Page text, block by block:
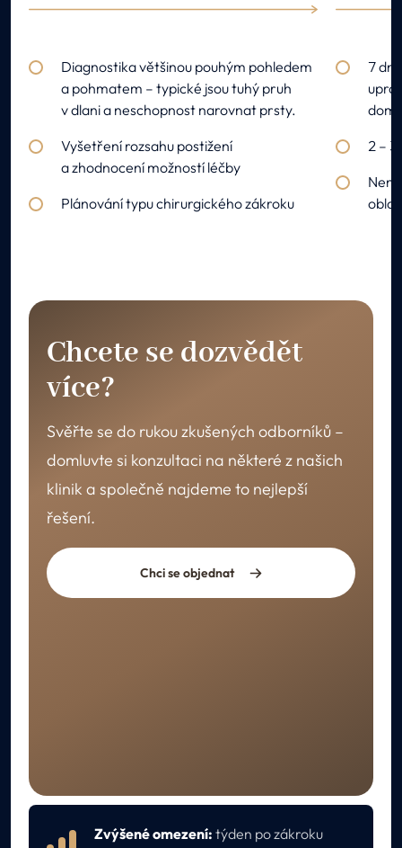
Diagnostika většinou pouhým pohledem
a pohmatem – typické jsou tuhý pruh
v dlani a neschopnost narovnat prsty.
Vyšetření rozsahu postižení
a zhodnocení možností léčby
Plánování typu chirurgického zákroku
7 dní
2 –
Chcete se dozvědět
více?
Svěřte se do rukou zkušených odborníků –
domluvte si konzultaci na některé z našich
klinik a společně najdeme to nejlepší
řešení.
Chci se objednat
Zvýšené omezení: týden po zákroku